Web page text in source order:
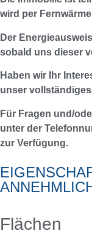
wird per
Der
sobald uns dieser
Haben wir Ihr
unser
Für Fragen und/
unter der
zur Verfügung.
Flächen